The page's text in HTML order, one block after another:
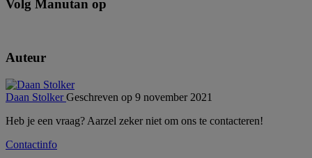
Volg Manutan op
Auteur
Daan Stolker Geschreven op 9 november 2021
Heb je een vraag? Aarzel zeker niet om ons te contacteren!
Contactinfo